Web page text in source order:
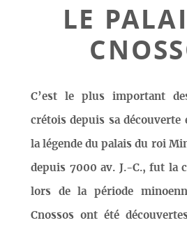
LE
C’est le plus important
crétois depuis sa découverte
la légende du palais du roi
depuis 7000 av. J.-C., fut la
lors de la période
Cnossos ont été